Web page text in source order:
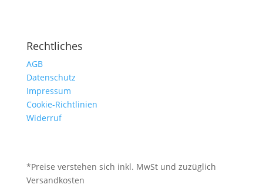
Rechtliches
AGB
Datenschutz
Impressum
Cookie-Richtlinien
Widerruf
*Preise verstehen sich inkl. MwSt und zuzüglich
Versandkosten